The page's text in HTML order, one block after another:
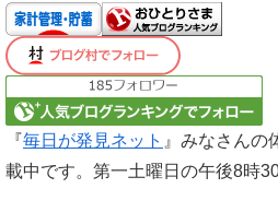
『毎日が発見ネット 』みなさんの
載中です。第一土曜日の午後8時